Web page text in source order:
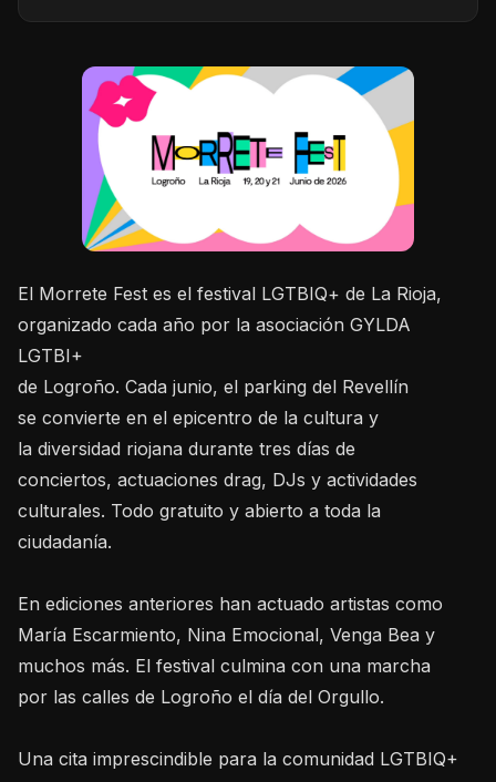
El Morrete Fest es el festival LGTBIQ+ de La Rioja,
organizado cada año por la asociación GYLDA
LGTBI+
de Logroño. Cada junio, el parking del Revellín
se convierte en el epicentro de la cultura y
la diversidad riojana durante tres días de
conciertos, actuaciones drag, DJs y actividades
culturales. Todo gratuito y abierto a toda la
ciudadanía.
En ediciones anteriores han actuado artistas como
María Escarmiento, Nina Emocional, Venga Bea y
muchos más. El festival culmina con una marcha
por las calles de Logroño el día del Orgullo.
Una cita imprescindible para la comunidad LGTBIQ+